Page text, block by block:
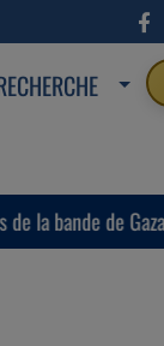
Gaza à